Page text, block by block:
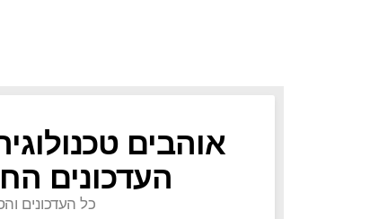
NEWSLETTER
אוהבים
העדכונים
כל העדכונים